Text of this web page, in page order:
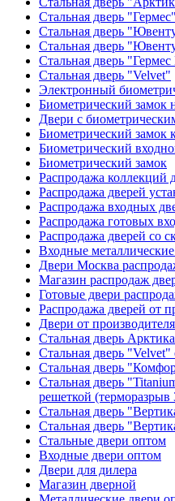
Стальная дверь
Стальная дверь
Стальная дверь
Стальная дверь
Стальная дверь "Velvet"
Электронный
Биометрический замок
Двери с
Биометрический замок
Биометрический
Биометрический замок
Распродажа коллекций
Распродажа дверей
Распродажа входных
Распродажа готовых
Распродажа дверей со
Входные
Двери Москва
Магазин распродаж
Готовые двери
Распродажа дверей от
Двери от
Стальная дверь
Стальная дверь "Velvet"
Стальная дверь
Стальная дверь
решеткой (терморазрыв
Стальная дверь
Стальная дверь
Стальные двери оптом
Входные двери оптом
Двери для дилера
Магазин дверной